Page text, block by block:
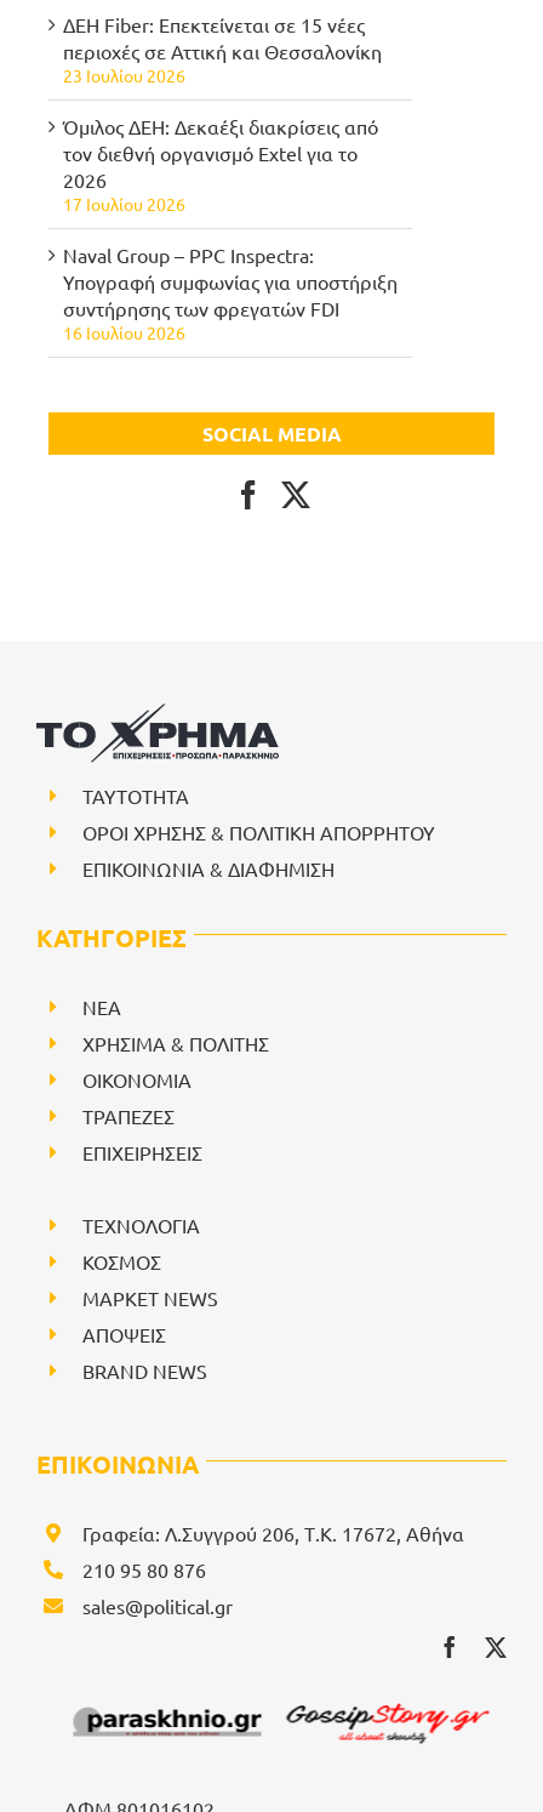
ΔΕΗ Fiber: Επεκτείνεται σε 15 νέες
περιοχές σε Αττική και Θεσσαλονίκη
23 Ιουλίου 2026
Όμιλος ΔΕΗ: Δεκαέξι διακρίσεις από
τον διεθνή οργανισμό Extel για το
2026
17 Ιουλίου 2026
Naval Group – PPC Inspectra:
Υπογραφή συμφωνίας για υποστήριξη
συντήρησης των φρεγατών FDI
16 Ιουλίου 2026
SOCIAL MEDIA
ΤΑΥΤΟΤΗΤΑ
ΟΡΟΙ ΧΡΗΣΗΣ & ΠΟΛΙΤΙΚΗ ΑΠΟΡΡΗΤΟΥ
ΕΠΙΚΟΙΝΩΝΙΑ & ΔΙΑΦΗΜΙΣΗ
ΚΑΤΗΓΟΡΙΕΣ
NEA
ΧΡΗΣΙΜΑ & ΠΟΛΙΤΗΣ
ΟΙΚΟΝΟΜΙΑ
ΤΡΑΠΕΖΕΣ
ΕΠΙΧΕΙΡΗΣΕΙΣ
ΤΕΧΝΟΛΟΓΙΑ
ΚΟΣΜΟΣ
ΜΑΡΚΕΤ NEWS
ΑΠΟΨΕΙΣ
BRAND NEWS
ΕΠΙΚΟΙΝΩΝΙΑ
Γραφεία: Λ.Συγγρού 206, Τ.Κ. 17672, Αθήνα
210 95 80 876
sales@political.gr